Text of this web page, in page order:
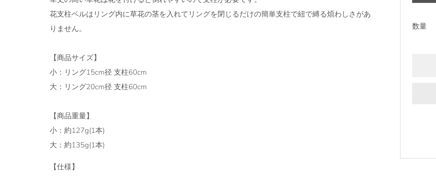
数量
花支柱ベルはリング内に草花の茎を入れてリングを閉じるだけの簡単支柱で紐で縛る煩わしさがあ
りません。
【商品サイズ】
小：リング15cm径 支柱60cm
大：リング20cm径 支柱60cm
【商品重量】
小：約127g(1本)
大：約135g(1本)
【仕様】